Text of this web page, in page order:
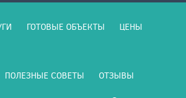
ГОТОВЫЕ ОБЪЕКТЫ ЦЕНЫ
ПОЛЕЗНЫЕ СОВЕТЫ ОТЗЫВЫ